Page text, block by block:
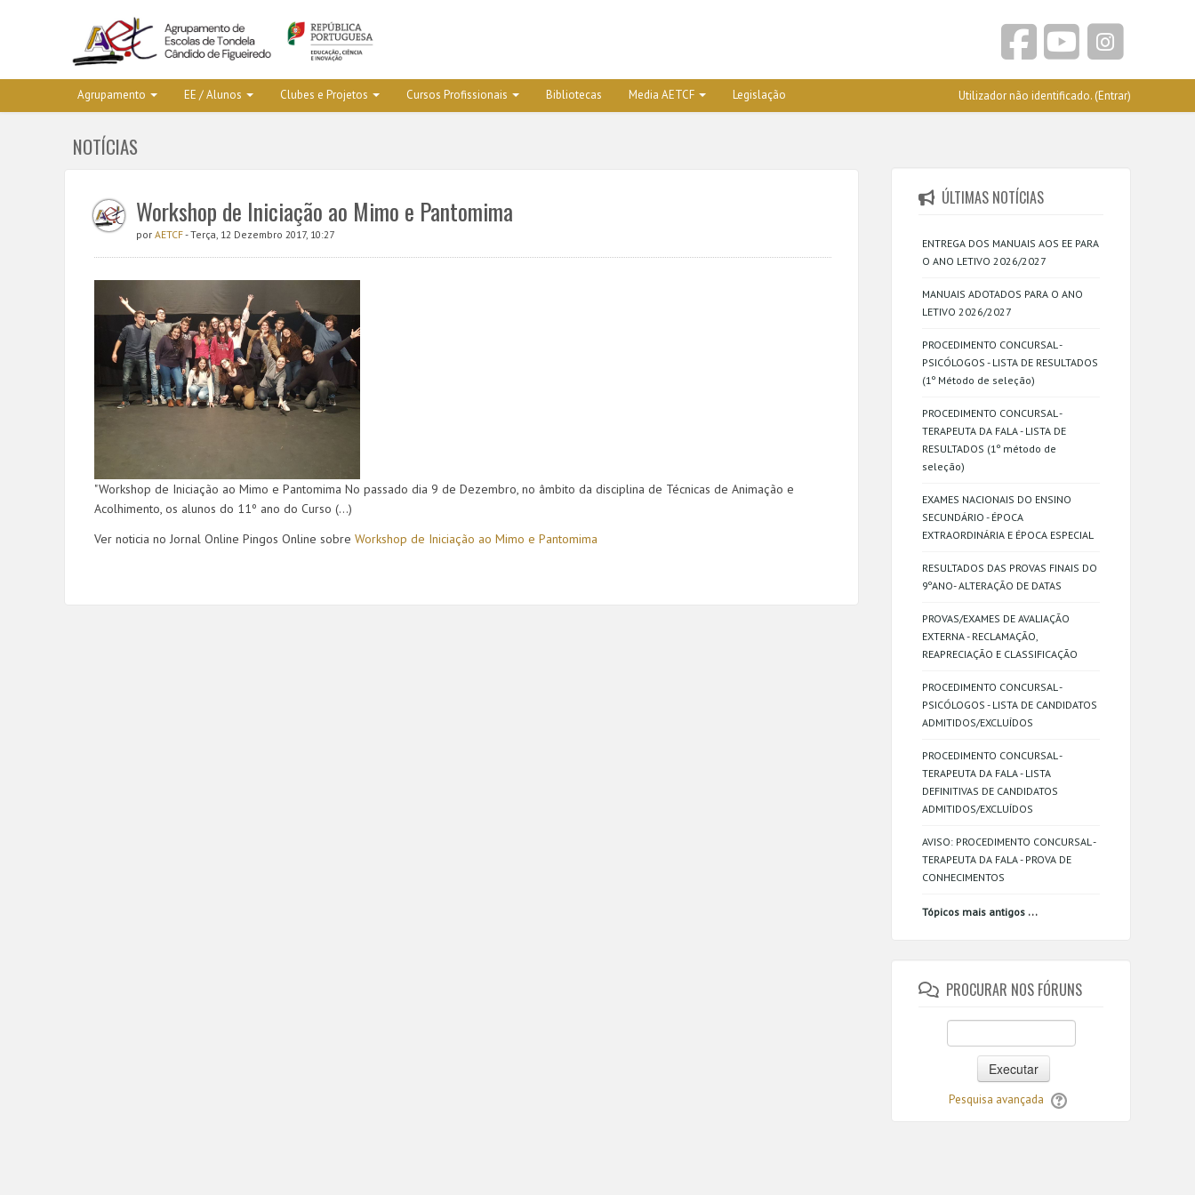
Agrupamento EE / Alunos Clubes e Projetos Cursos Profissionais Bibliotecas Media AETCF Legislação Utilizador não identificado. (Entrar)
NOTÍCIAS
Workshop de Iniciação ao Mimo e Pantomima
por AETCF- Terça, 12 Dezembro 2017, 10:27
"Workshop de Iniciação ao Mimo e Pantomima No passado dia 9 de Dezembro, no âmbito da disciplina de Técnicas de Animação e
Acolhimento, os alunos do 11º ano do Curso (...)
Ver noticia no Jornal Online Pingos Online sobre Workshop de Iniciação ao Mimo e Pantomima
ÚLTIMAS NOTÍCIAS
ENTREGA DOS MANUAIS AOS EE PARA
O ANO LETIVO 2026/2027
MANUAIS ADOTADOS PARA O ANO
LETIVO 2026/2027
PROCEDIMENTO CONCURSAL -
PSICÓLOGOS - LISTA DE RESULTADOS
(1º Método de seleção)
PROCEDIMENTO CONCURSAL -
TERAPEUTA DA FALA - LISTA DE
RESULTADOS (1º método de
seleção)
EXAMES NACIONAIS DO ENSINO
SECUNDÁRIO - ÉPOCA
EXTRAORDINÁRIA E ÉPOCA ESPECIAL
RESULTADOS DAS PROVAS FINAIS DO
9ºANO- ALTERAÇÃO DE DATAS
PROVAS/EXAMES DE AVALIAÇÃO
EXTERNA - RECLAMAÇÃO,
REAPRECIAÇÃO E CLASSIFICAÇÃO
PROCEDIMENTO CONCURSAL -
PSICÓLOGOS - LISTA DE CANDIDATOS
ADMITIDOS/EXCLUÍDOS
PROCEDIMENTO CONCURSAL -
TERAPEUTA DA FALA - LISTA
DEFINITIVAS DE CANDIDATOS
ADMITIDOS/EXCLUÍDOS
AVISO: PROCEDIMENTO CONCURSAL -
TERAPEUTA DA FALA - PROVA DE
CONHECIMENTOS
Tópicos mais antigos ...
PROCURAR NOS FÓRUNS
Executar
Pesquisa avançada